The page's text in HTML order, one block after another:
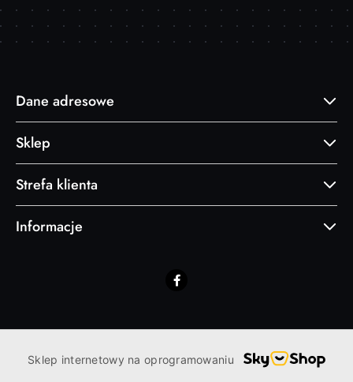
Dane adresowe
Sklep
Strefa klienta
Informacje
Sklep internetowy na oprogramowaniu